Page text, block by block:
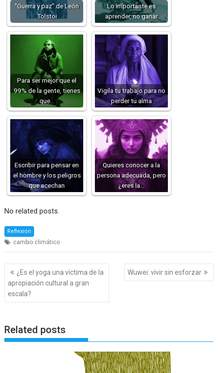
“Guerra y paz” de León
Tolstoi
Lo importante es
aprender, no ganar
Para ser mejor que el
99% de la gente, tienes
que…
Vigila tu trabajo para no
perder tu alma
Escribir para pensar en
el hombre y los peligros
que acechan
Quieres conocer a la
persona adecuada, pero
¿eres la…
No related posts.
Reflexión
cambio climático
Navegación
de
entradas
¿Es el yoga una víctima de la
apropiación cultural a gran
escala?
Wuwei: vivir sin esforzar
Related posts